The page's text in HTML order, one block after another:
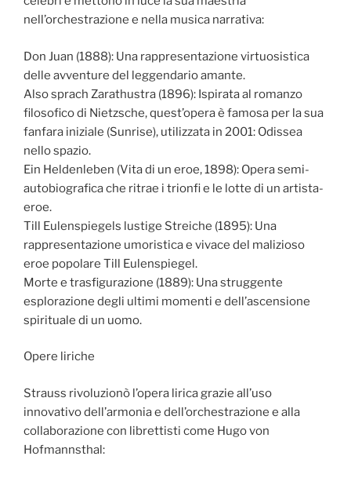
nell’orchestrazione e nella musica narrativa:
Don Juan (1888): Una rappresentazione virtuosistica
delle avventure del leggendario amante.
Also sprach Zarathustra (1896): Ispirata al romanzo
filosofico di Nietzsche, quest’opera è famosa per la sua
fanfara iniziale (Sunrise), utilizzata in 2001: Odissea
nello spazio.
Ein Heldenleben (Vita di un eroe, 1898): Opera semi-
autobiografica che ritrae i trionfi e le lotte di un artista-
eroe.
Till Eulenspiegels lustige Streiche (1895): Una
rappresentazione umoristica e vivace del malizioso
eroe popolare Till Eulenspiegel.
Morte e trasfigurazione (1889): Una struggente
esplorazione degli ultimi momenti e dell’ascensione
spirituale di un uomo.
Opere liriche
Strauss rivoluzionò l’opera lirica grazie all’uso
innovativo dell’armonia e dell’orchestrazione e alla
collaborazione con librettisti come Hugo von
Hofmannsthal: